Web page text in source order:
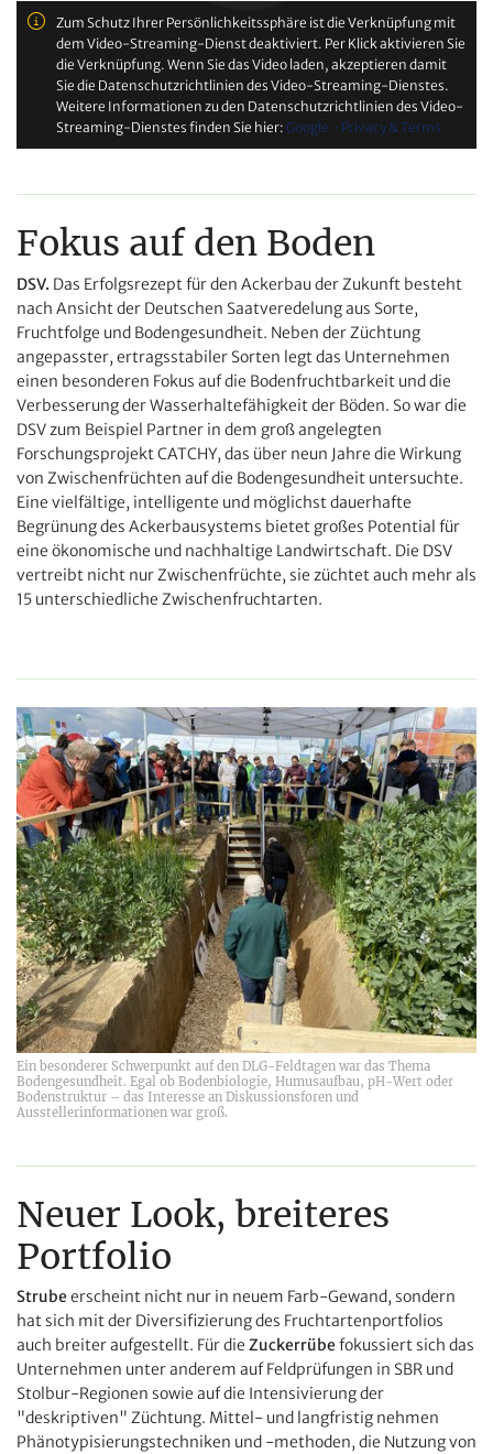
Zum Schutz Ihrer Persönlichkeitssphäre ist die Verknüpfung mit
dem Video-Streaming-Dienst deaktiviert. Per Klick aktivieren Sie
die Verknüpfung. Wenn Sie das Video laden, akzeptieren damit
Sie die Datenschutzrichtlinien des Video-Streaming-Dienstes.
Weitere Informationen zu den Datenschutzrichtlinien des Video-
Streaming-Dienstes finden Sie hier: Google - Privacy & Terms
Fokus auf den Boden
DSV. Das Erfolgsrezept für den Ackerbau der Zukunft besteht
nach Ansicht der Deutschen Saatveredelung aus Sorte,
Fruchtfolge und Bodengesundheit. Neben der Züchtung
angepasster, ertragsstabiler Sorten legt das Unternehmen
einen besonderen Fokus auf die Bodenfruchtbarkeit und die
Verbesserung der Wasserhaltefähigkeit der Böden. So war die
DSV zum Beispiel Partner in dem groß angelegten
Forschungsprojekt CATCHY, das über neun Jahre die Wirkung
von Zwischenfrüchten auf die Bodengesundheit untersuchte.
Eine vielfältige, intelligente und möglichst dauerhafte
Begrünung des Ackerbausystems bietet großes Potential für
eine ökonomische und nachhaltige Landwirtschaft. Die DSV
vertreibt nicht nur Zwischenfrüchte, sie züchtet auch mehr als
15 unterschiedliche Zwischenfruchtarten.
Ein besonderer Schwerpunkt auf den DLG-Feldtagen war das Thema
Bodengesundheit. Egal ob Bodenbiologie, Humusaufbau, pH-Wert oder
Bodenstruktur – das Interesse an Diskussionsforen und
Ausstellerinformationen war groß.
Neuer Look, breiteres
Portfolio
Strubeerscheint nicht nur in neuem Farb-Gewand, sondern
hat sich mit der Diversifizierung des Fruchtartenportfolios
auch breiter aufgestellt. Für die Zuckerrübefokussiert sich das
Unternehmen unter anderem auf Feldprüfungen in SBR und
Stolbur-Regionen sowie auf die Intensivierung der
"deskriptiven" Züchtung. Mittel- und langfristig nehmen
Phänotypisierungstechniken und -methoden, die Nutzung von